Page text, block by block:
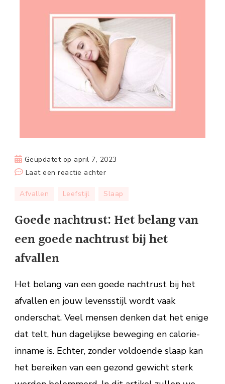
Geüpdatet op april 7, 2023
Laat een reactie achterop
nachtrust:
belang
van
bij
het
afvallen
Afvallen Leefstijl Slaap
Goede nachtrust: Het belang van
een goede nachtrust bij het
afvallen
Het belang van een goede nachtrust bij het
afvallen en jouw levensstijl wordt vaak
onderschat. Veel mensen denken dat het enige
dat telt, hun dagelijkse beweging en calorie-
inname is. Echter, zonder voldoende slaap kan
het bereiken van een gezond gewicht sterk